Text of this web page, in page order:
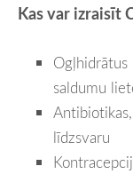
Kas var izraisīt
saldumu
līdzsvaru